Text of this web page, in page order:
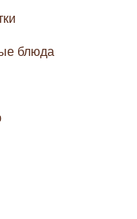
блюда